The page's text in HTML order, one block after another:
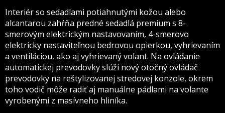
Interiér so sedadlami potiahnutými kožou alebo
alcantarou zahŕňa predné sedadlá premium s 8-
smerovým elektrickým nastavovaním, 4-smerovo
elektricky nastaviteľnou bedrovou opierkou, vyhrievaním
a ventiláciou, ako aj vyhrievaný volant. Na ovládanie
automatickej prevodovky slúži nový otočný ovládač
prevodovky na reštylizovanej stredovej konzole, okrem
toho vodič môže radiť aj manuálne pádlami na volante
vyrobenými z masívneho hliníka.